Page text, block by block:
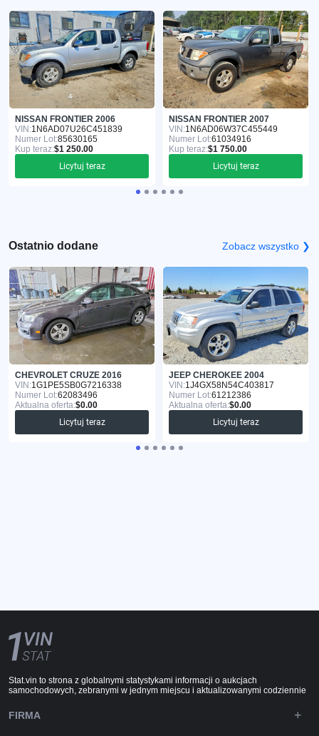
NISSAN FRONTIER 2006
VIN:1N6AD07U26C451839
Numer Lot:85630165
Kup teraz:$1 250.00
Licytuj teraz
NISSAN FRONTIER 2007
VIN:1N6AD06W37C455449
Numer Lot:61034916
Kup teraz:$1 750.00
Licytuj teraz
Ostatnio dodane Zobacz wszystko ❯
CHEVROLET CRUZE 2016
VIN:1G1PE5SB0G7216338
Numer Lot:62083496
Aktualna oferta:$0.00
Licytuj teraz
JEEP CHEROKEE 2004
VIN:1J4GX58N54C403817
Numer Lot:61212386
Aktualna oferta:$0.00
Licytuj teraz
Stat.vin to strona z globalnymi statystykami informacji o aukcjach
samochodowych, zebranymi w jednym miejscu i aktualizowanymi codziennie
FIRMA